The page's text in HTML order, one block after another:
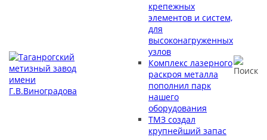
крепежных
элементов и систем,
для
высоконагруженных
узлов
Комплекс лазерного
раскроя металла
пополнил парк
нашего
оборудования
ТМЗ создал
крупнейший запас